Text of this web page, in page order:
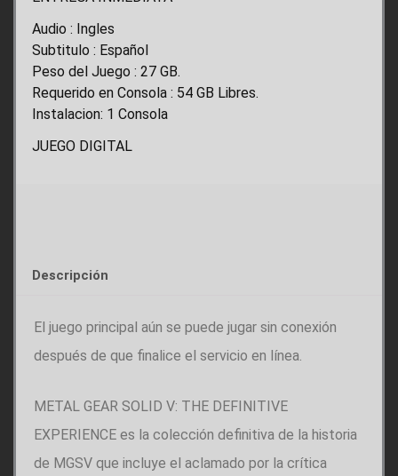
Audio : Ingles
Subtitulo : Español
Peso del Juego : 27 GB.
Requerido en Consola : 54 GB Libres.
Instalacion: 1 Consola
JUEGO DIGITAL
Descripción
El juego principal aún se puede jugar sin conexión
después de que finalice el servicio en línea.
METAL GEAR SOLID V: THE DEFINITIVE
EXPERIENCE es la colección definitiva de la historia
de MGSV que incluye el aclamado por la crítica